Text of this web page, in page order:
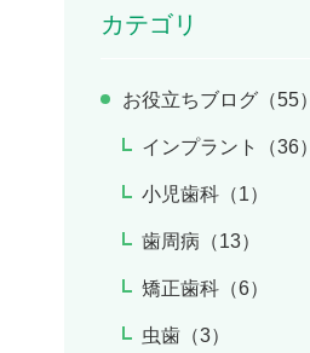
カテゴリ
お役立ちブログ（55）
インプラント（36）
小児歯科（1）
歯周病（13）
矯正歯科（6）
虫歯（3）